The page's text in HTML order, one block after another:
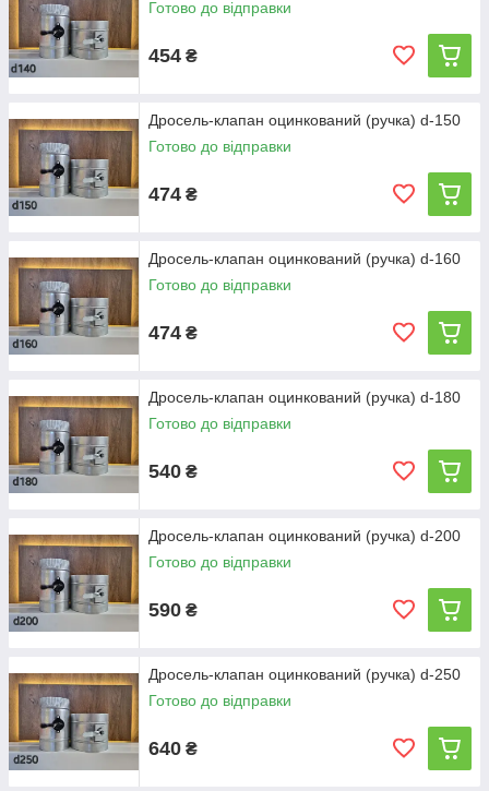
Готово до відправки
454 ₴
Дросель-клапан оцинкований (ручка) d-150
Готово до відправки
474 ₴
Дросель-клапан оцинкований (ручка) d-160
Готово до відправки
474 ₴
Дросель-клапан оцинкований (ручка) d-180
Готово до відправки
540 ₴
Дросель-клапан оцинкований (ручка) d-200
Готово до відправки
590 ₴
Дросель-клапан оцинкований (ручка) d-250
Готово до відправки
640 ₴